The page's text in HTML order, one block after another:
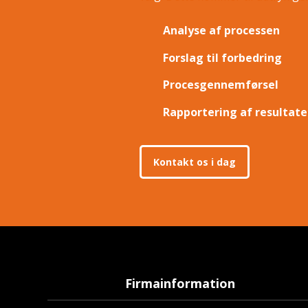
Analyse af processen
Forslag til forbedring
Procesgennemførsel
Rapportering af
Kontakt os i dag
Firmainfo​rmation